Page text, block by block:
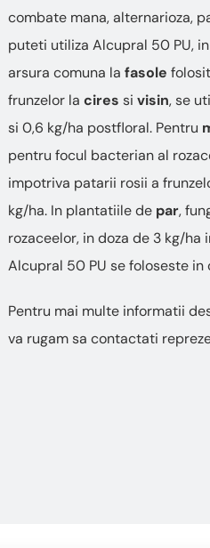
combate mana, alternarioza,
puteti utiliza Alcupral 50 PU,
arsura comuna la fasole
frunzelor la cires si visin, se
si 0,6 kg/ha postfloral. Pentru
pentru focul bacterian al
impotriva patarii rosii a
kg/ha. In plantatiile de par,
rozaceelor, in doza de 3 kg/
Alcupral 50 PU se foloseste in
Pentru mai multe informatii
va rugam sa contactati